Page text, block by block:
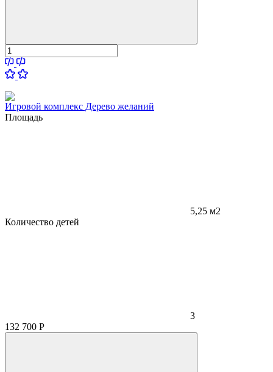
Игровой комплекс Дерево желаний
Площадь
5,25 м2
Количество детей
3
132 700 Р